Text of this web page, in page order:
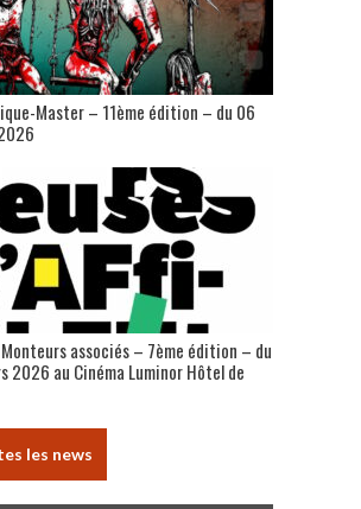
Master – 11ème édition – du 06
associés – 7ème édition – du
2026 au Cinéma Luminor Hôtel de
les news